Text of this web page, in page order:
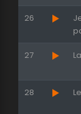
26
27
28